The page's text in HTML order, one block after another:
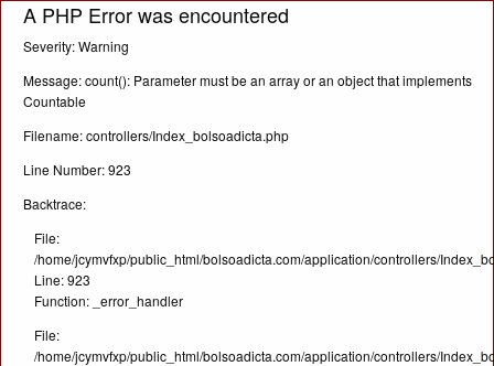
A PHP Error was encountered
Severity: Warning
Message: count(): Parameter must be an array or an object that implements
Countable
Filename: controllers/Index_bolsoadicta.php
Line Number: 923
Backtrace:
File:
/home/jcymvfxp/public_html/bolsoadicta.com/application/controllers/
Line: 923
Function: _error_handler
File:
/home/jcymvfxp/public_html/bolsoadicta.com/application/controllers/